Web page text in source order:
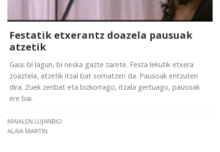
Festatik etxerantz doazela pausuak
atzetik
Gaia: bi lagun, bi neska gazte zarete. Festa lekutik etxera
zoaztela, atzetik itzal bat somatzen da. Pausoak entzuten
dira. Zuek zenbat eta bizkorrago, itzala gertuago, pausoak
ere bai.
MAIALEN LUJANBIO
ALAIA MARTIN